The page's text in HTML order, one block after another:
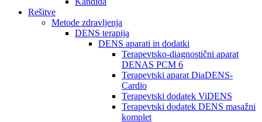
Rešitve
Metode zdravljenja
DENS terapija
DENS aparati in dodatki
Terapevtsko-diagnostični aparat
DENAS PCM 6
Terapevtski aparat DiaDENS-
Cardio
Terapevtski dodatek ViDENS
Terapevtski dodatek DENS masažni
komplet